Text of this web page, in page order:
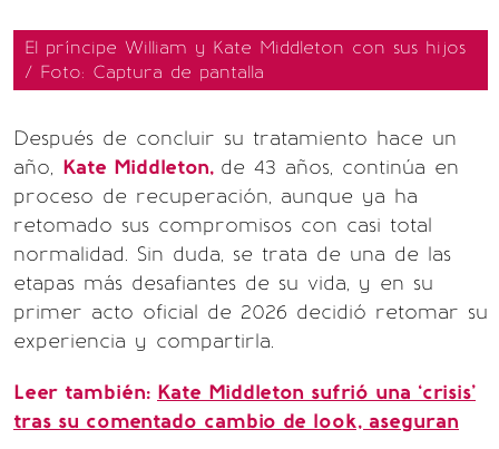
El príncipe William y Kate Middleton con sus hijos
/ Foto: Captura de pantalla
Después de concluir su tratamiento hace un
año, Kate Middleton, de 43 años, continúa en
proceso de recuperación, aunque ya ha
retomado sus compromisos con casi total
normalidad. Sin duda, se trata de una de las
etapas más desafiantes de su vida, y en su
primer acto oficial de 2026 decidió retomar su
experiencia y compartirla.
Leer también: Kate Middleton sufrió una ‘crisis’
tras su comentado cambio de look, aseguran